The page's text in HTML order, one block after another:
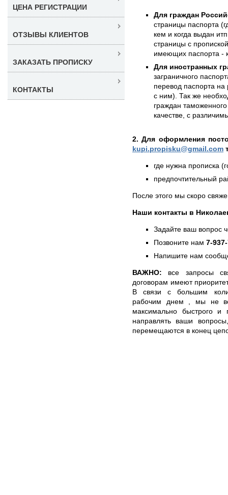
Для граждан
страницы паспорта
кем и когда выдан
страницы с
имеющих паспорта -
Для иностранных
заграничного
перевод паспорта на
с ним). Так же
граждан
качестве, с
2. Для оформления
kupi.propisku@gmail.com
где нужна прописка
предпочтительный
После этого мы скоро
Наши контакты в
Задайте ваш вопрос
Позвоните нам 7-
Напишите нам
ВАЖНО: все запросы
договорам имеют
В связи с большим
рабочим днем , мы не
максимально быстрого и
направлять ваши
перемещаются в конец
ЦЕНА РЕГИСТРАЦИИ
ОТЗЫВЫ КЛИЕНТОВ
ЗАКАЗАТЬ ПРОПИСКУ
КОНТАКТЫ